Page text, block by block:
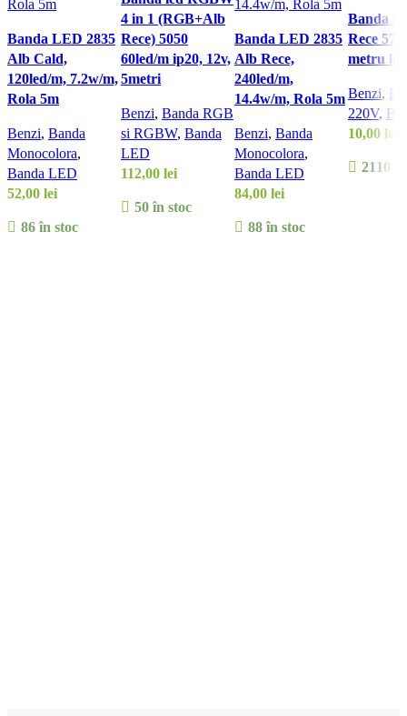
Vizualizare rapidă
Banda LED 2835
Alb Cald,
120led/m, 7.2w/m,
Rola 5m
Benzi, Banda
Monocolora,
Banda LED
52,00 lei
86 în stoc
Vizualizare rapidă
4 in 1 (RGB+Alb
Rece) 5050
60led/m ip20, 12v,
5metri
Benzi, Banda RGB
si RGBW, Banda
LED
112,00 lei
50 în stoc
Vizualizare rapidă
Banda LED 2835
Alb Rece,
240led/m,
14.4w/m, Rola 5m
Benzi, Banda
Monocolora,
Banda LED
84,00 lei
88 în stoc
Banda
Rece
metru
Benzi,
220V,
10,00 lei
2110